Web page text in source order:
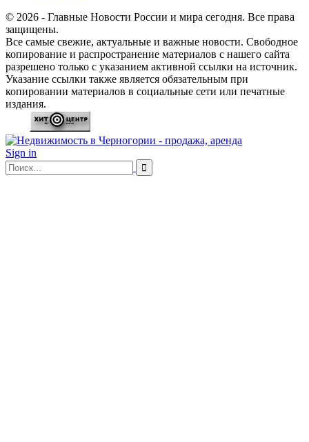
© 2026 - Главные Новости России и мира сегодня. Все права
защищены.
Все самые свежие, актуальные и важные новости. Свободное
копирование и распространение материалов с нашего сайта
разрешено только с указанием активной ссылки на источник.
Указание ссылки также является обязательным при
копировании материалов в социальные сети или печатные
издания.
Sign in